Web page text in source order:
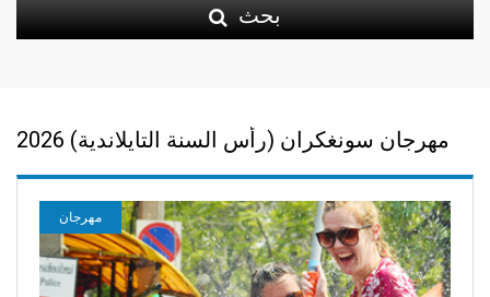
بحث
مهرجان سونغكران (رأس السنة التايلاندية) 2026
مهرجان